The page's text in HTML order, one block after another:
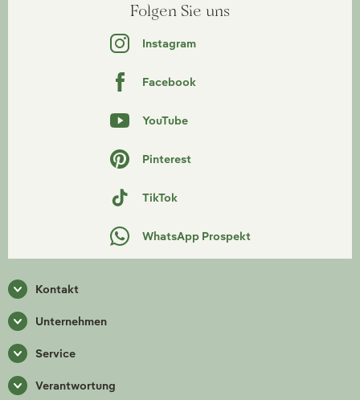
Folgen Sie uns
Instagram
Facebook
YouTube
Pinterest
TikTok
WhatsApp Prospekt
Kontakt
Unternehmen
Service
Verantwortung